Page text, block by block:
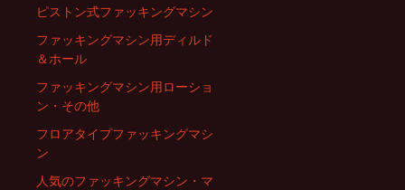
ピストン式ファッキングマシン
ファッキングマシン用ディルド
＆ホール
ファッキングマシン用ローショ
ン・その他
フロアタイプファッキングマシ
ン
人気のファッキングマシン・マ